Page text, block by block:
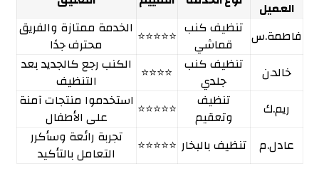
العميل
فاطمة.س تنظيف كنب
قماشي
⭐⭐⭐⭐⭐ الخدمة ممتازة والفريق
محترف جدًا
خالد.ن
تنظيف كنب
جلدي
⭐⭐⭐⭐ الكنب رجع كالجديد بعد
التنظيف
ريم.ك
تنظيف
وتعقيم
⭐⭐⭐⭐⭐ استخدموا منتجات آمنة
على الأطفال
عادل.م
تنظيف بالبخار ⭐⭐⭐⭐⭐
تجربة رائعة وسأكرر
التعامل بالتأكيد